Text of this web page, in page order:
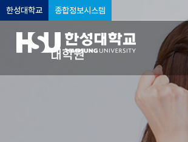
한성대학교 종합정보시스템
대학원